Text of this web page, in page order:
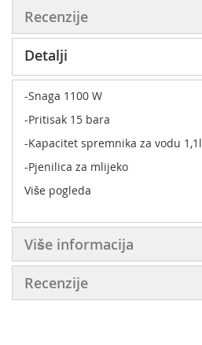
Recenzije
Detalji
-Snaga 1100 W
-Pritisak 15 bara
-Kapacitet spremnika za vodu 1,1l
-Pjenilica za mlijeko
Više pogleda
Više informacija
Recenzije